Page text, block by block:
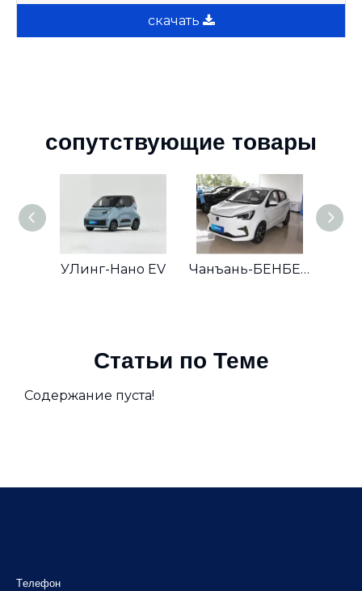
скачать
сопутствующие товары
УЛинг-Нано EV Чанъань-БЕНБЕН E-STAR
Статьи по Теме
Содержание пуста!
Tелефон